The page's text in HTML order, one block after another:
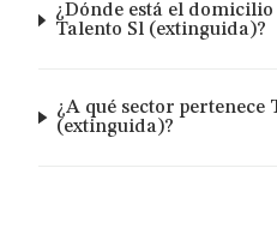
¿Dónde está el
Talento Sl (extinguida)?
¿A qué sector pertenece
(extinguida)?